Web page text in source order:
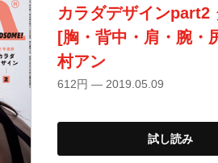
カラダデザインpart2
[胸・背中・肩・腕・
村アン
612円 — 2019.05.09
試し読み